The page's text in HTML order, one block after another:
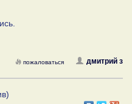
дмитрий з
пожаловаться